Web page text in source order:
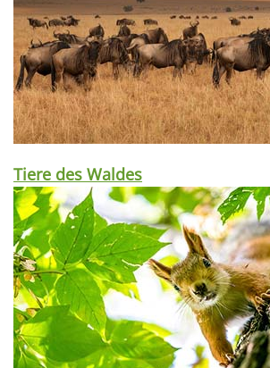
Tiere des Waldes